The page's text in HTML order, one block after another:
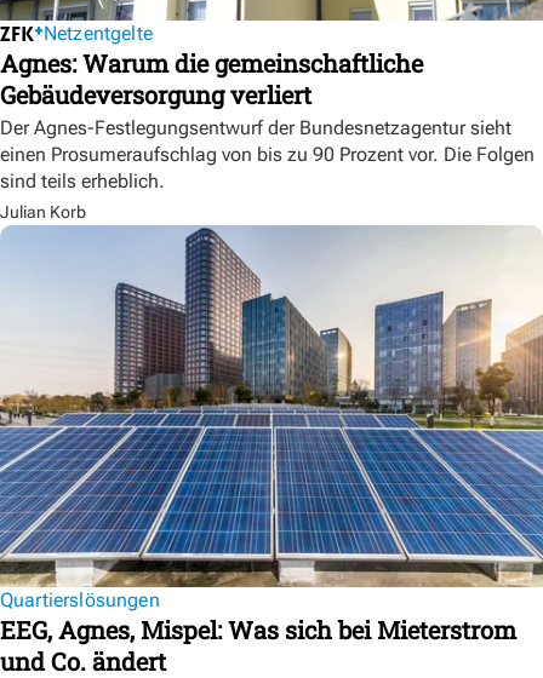
Netzentgelte
Agnes: Warum die gemeinschaftliche
Gebäudeversorgung verliert
Der Agnes-Festlegungsentwurf der Bundesnetzagentur sieht
einen Prosumeraufschlag von bis zu 90 Prozent vor. Die Folgen
sind teils erheblich.
Julian Korb
Quartierslösungen
EEG, Agnes, Mispel: Was sich bei Mieterstrom
und Co. ändert